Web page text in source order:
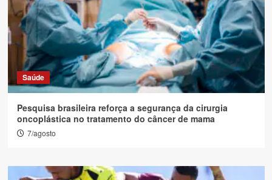
Saúde
Pesquisa brasileira reforça a segurança da cirurgia
oncoplástica no tratamento do câncer de mama
7/agosto